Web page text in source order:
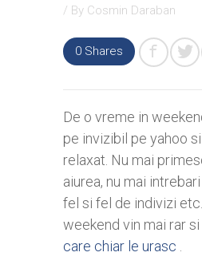
/ By Cosmin Daraban
0 Shares
De o vreme in
pe invizibil pe yahoo
relaxat. Nu mai
aiurea, nu mai
fel si fel de indivizi
weekend vin mai rar si
care chiar le urasc